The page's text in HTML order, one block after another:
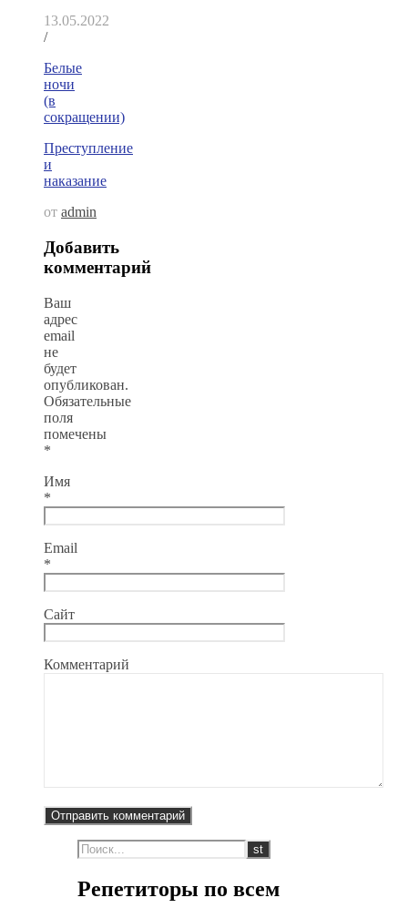
13.05.2022
/
Белые
ночи
(в
сокращении)
Преступление
и
наказание
от admin
Добавить
комментарий
Ваш
адрес
email
не
будет
опубликован.
Обязательные
поля
помечены
*
Имя
*
Email
*
Сайт
Комментарий
Репетиторы по всем